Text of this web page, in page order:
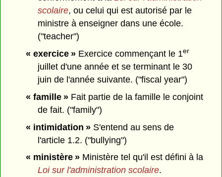
scolaire, ou celui qui est autorisé par le
ministre à enseigner dans une école.
("teacher")
« exercice »Exercice commençant le 1er
juillet d'une année et se terminant le 30
juin de l'année suivante. ("fiscal year")
« famille »Fait partie de la famille le conjoint
de fait. ("family")
« intimidation »S'entend au sens de
l'article 1.2. ("bullying")
« ministère »Ministère tel qu'il est défini à la
Loi sur l'administration scolaire.